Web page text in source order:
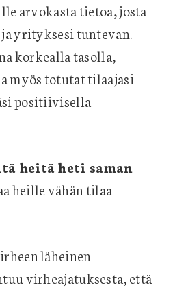
arvokasta tietoa, josta
yrityksesi tuntevan.
korkealla tasolla,
myös totutat tilaajasi
positiivisella
heitä heti saman
heille vähän tilaa
läheinen
virheajatuksesta, että